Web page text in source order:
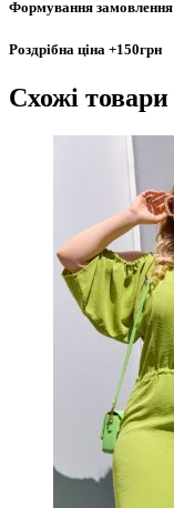
Формування замовлення
Роздрібна ціна +150грн
Схожі товари